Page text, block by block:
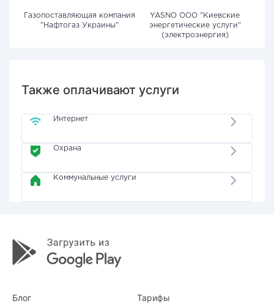
Газопоставляющая компания
"Нафтогаз Украины"
YASNO OOO "Киевские
энергетические услуги"
(электроэнергия)
Также оплачивают услуги
Интернет
Охрана
Коммунальные услуги
Блог Тарифы